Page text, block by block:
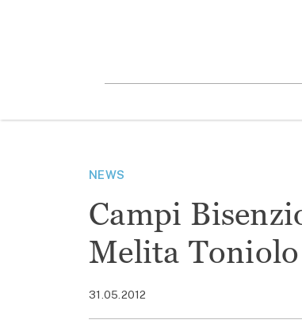
NEWS
Campi
Melita
31.05.2012